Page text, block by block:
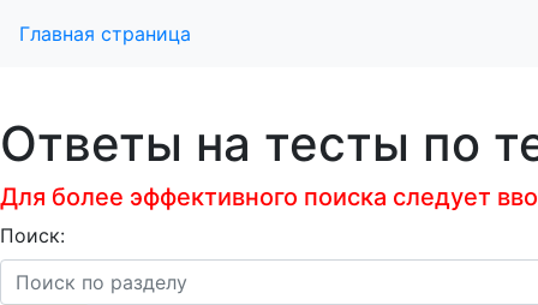
Главная страница
Ответы на тесты по
Для более эффективного поиска следует
Поиск: